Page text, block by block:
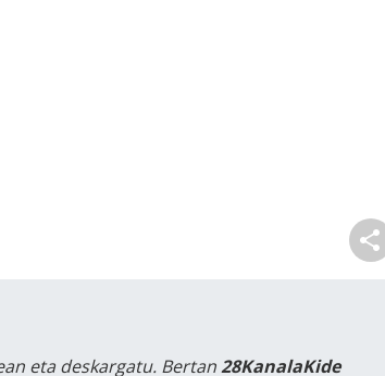
eta deskargatu. Bertan28KanalaKide